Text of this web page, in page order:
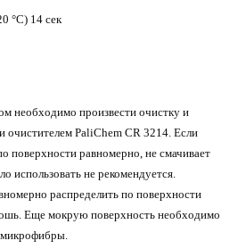
°С) 14 сек
необходимо произвести очистку и
очистителем PaliChem CR 3214. Если
поверхности равномерно, не смачивает
использовать не рекомендуется.
распределить по поверхности
Еще мокрую поверхность необходимо